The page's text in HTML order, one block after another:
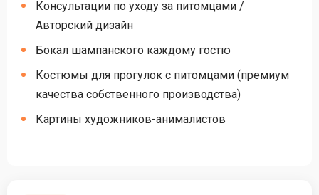
Консультации по уходу за питомцами /
Авторский дизайн
Бокал шампанского каждому гостю
Костюмы для прогулок с питомцами (премиум
качества собственного производства)
Картины художников-анималистов